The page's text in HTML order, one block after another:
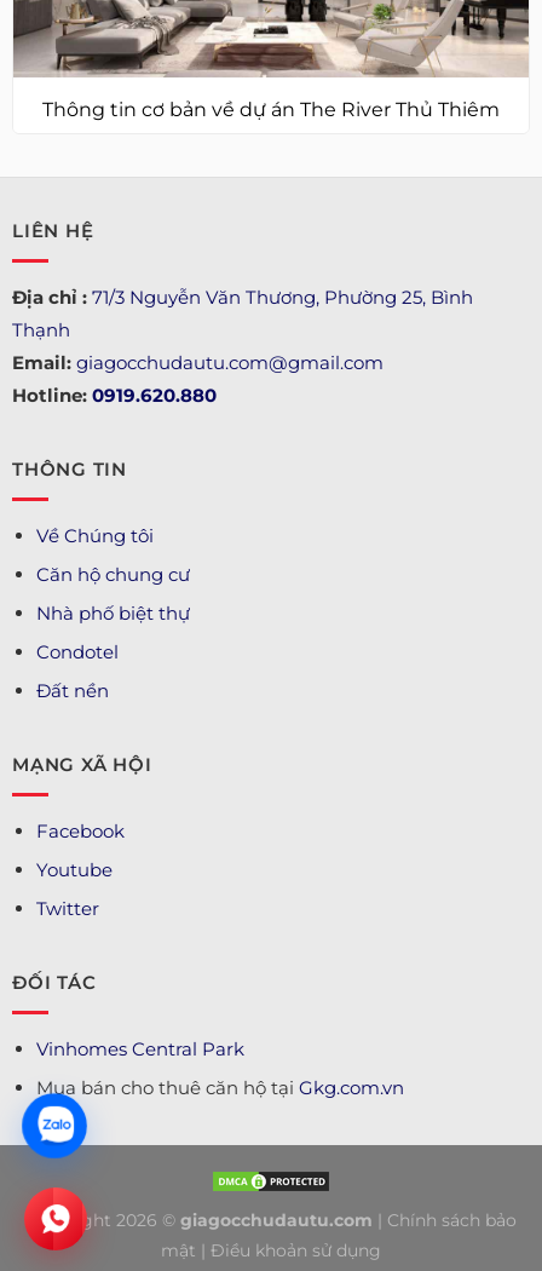
Thông tin cơ bản về dự án The River Thủ Thiêm
LIÊN HỆ
Địa chỉ : 71/3 Nguyễn Văn Thương, Phường 25, Bình
Thạnh
Email: giagocchudautu.com@gmail.com
Hotline: 0919.620.880
THÔNG TIN
Về Chúng tôi
Căn hộ chung cư
Nhà phố biệt thự
Condotel
Đất nền
MẠNG XÃ HỘI
Facebook
Youtube
Twitter
ĐỐI TÁC
Vinhomes Central Park
Mua bán cho thuê căn hộ tại Gkg.com.vn
Copyright 2026 © giagocchudautu.com | Chính sách bảo
mật | Điều khoản sử dụng